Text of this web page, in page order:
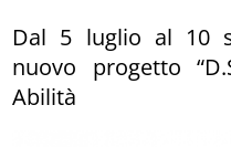
Dal 5 luglio al 10
nuovo progetto
Abilità